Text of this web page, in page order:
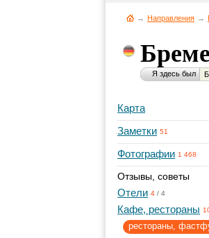
→ Направления →
Я здесь был
Карта
Заметки 51
Фотографии 1 468
Отзывы, советы
Отели 4 / 4
Кафе, рестораны
рестораны,